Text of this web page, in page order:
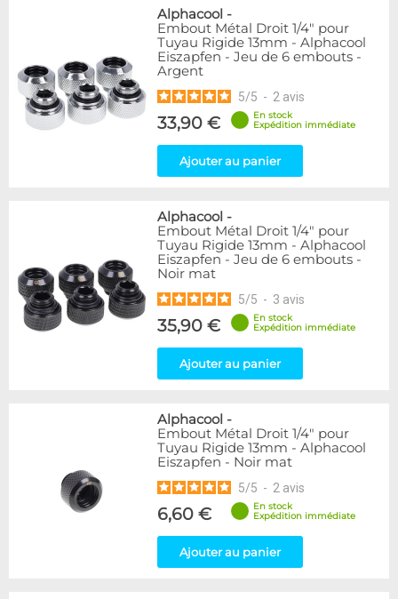
Alphacool -
Embout Métal Droit 1/4" pour
Tuyau Rigide 13mm - Alphacool
Eiszapfen - Jeu de 6 embouts -
Argent
5/5 - 2 avis
33,90 €
En stock
Expédition immédiate
Ajouter au panier
Alphacool -
Embout Métal Droit 1/4" pour
Tuyau Rigide 13mm - Alphacool
Eiszapfen - Jeu de 6 embouts -
Noir mat
5/5 - 3 avis
35,90 €
En stock
Expédition immédiate
Ajouter au panier
Alphacool -
Embout Métal Droit 1/4" pour
Tuyau Rigide 13mm - Alphacool
Eiszapfen - Noir mat
5/5 - 2 avis
6,60 €
En stock
Expédition immédiate
Ajouter au panier